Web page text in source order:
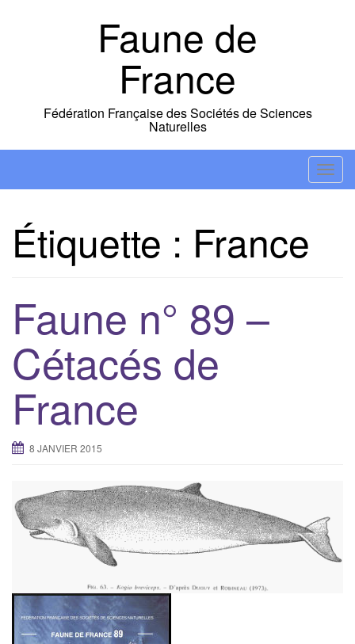
Faune de
France
Fédération Française des Sociétés de Sciences
Naturelles
T
o
Étiquette : France
Faune n° 89 –
Cétacés de
France
8 JANVIER 2015